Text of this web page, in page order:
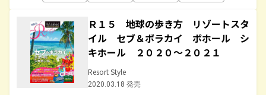
Ｒ１５ 地球の歩き方 リゾートスタ
イル セブ＆ボラカイ ボホール シ
キホール ２０２０～２０２１
Resort Style
2020.03.18 発売